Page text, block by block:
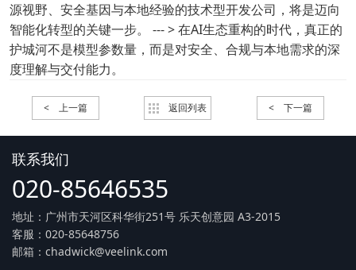
源视野、安全基因与本地经验的技术型开发公司，将是迈向
智能化转型的关键一步。 --- > 在AI生态重构的时代，真正的
护城河不是模型参数量，而是对安全、合规与本地需求的深
度理解与交付能力。
< 上一篇 返回列表 < 下一篇
联系我们
020-85646535
地址：广州市天河区科华街251号 乐天创意园 A3-2015
客服：020-85648756
邮箱：chadwick@veelink.com